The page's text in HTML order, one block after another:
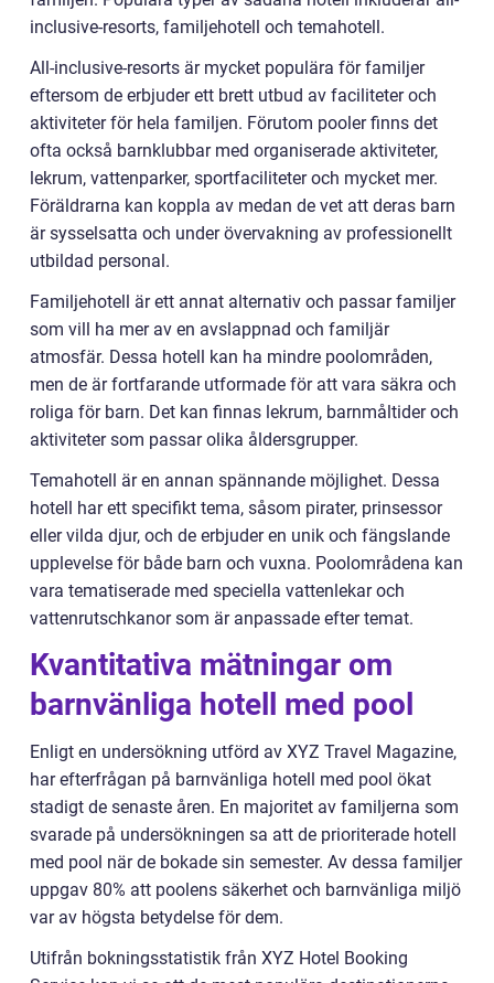
inclusive-resorts, familjehotell och temahotell.
All-inclusive-resorts är mycket populära för familjer
eftersom de erbjuder ett brett utbud av faciliteter och
aktiviteter för hela familjen. Förutom pooler finns det
ofta också barnklubbar med organiserade aktiviteter,
lekrum, vattenparker, sportfaciliteter och mycket mer.
Föräldrarna kan koppla av medan de vet att deras barn
är sysselsatta och under övervakning av professionellt
utbildad personal.
Familjehotell är ett annat alternativ och passar familjer
som vill ha mer av en avslappnad och familjär
atmosfär. Dessa hotell kan ha mindre poolområden,
men de är fortfarande utformade för att vara säkra och
roliga för barn. Det kan finnas lekrum, barnmåltider och
aktiviteter som passar olika åldersgrupper.
Temahotell är en annan spännande möjlighet. Dessa
hotell har ett specifikt tema, såsom pirater, prinsessor
eller vilda djur, och de erbjuder en unik och fängslande
upplevelse för både barn och vuxna. Poolområdena kan
vara tematiserade med speciella vattenlekar och
vattenrutschkanor som är anpassade efter temat.
Kvantitativa mätningar om
barnvänliga hotell med pool
Enligt en undersökning utförd av XYZ Travel Magazine,
har efterfrågan på barnvänliga hotell med pool ökat
stadigt de senaste åren. En majoritet av familjerna som
svarade på undersökningen sa att de prioriterade hotell
med pool när de bokade sin semester. Av dessa familjer
uppgav 80% att poolens säkerhet och barnvänliga miljö
var av högsta betydelse för dem.
Utifrån bokningsstatistik från XYZ Hotel Booking